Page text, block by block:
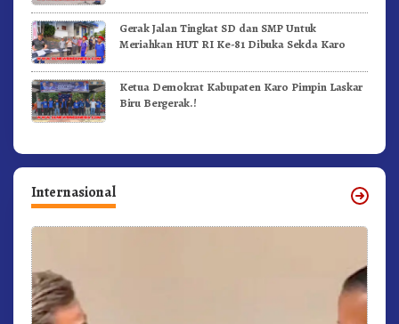
Gerak Jalan Tingkat SD dan SMP Untuk
Meriahkan HUT RI Ke-81 Dibuka Sekda Karo
Ketua Demokrat Kabupaten Karo Pimpin Laskar
Biru Bergerak.!
Internasional